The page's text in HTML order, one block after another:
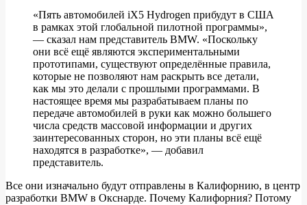
«Пять автомобилей iX5 Hydrogen прибудут в США
в рамках этой глобальной пилотной программы»,
— сказал нам представитель BMW. «Поскольку
они всё ещё являются экспериментальными
прототипами, существуют определённые правила,
которые не позволяют нам раскрыть все детали,
как мы это делали с прошлыми программами. В
настоящее время мы разрабатываем планы по
передаче автомобилей в руки как можно большего
числа средств массовой информации и других
заинтересованных сторон, но эти планы всё ещё
находятся в разработке», — добавил
представитель.
Все они изначально будут отправлены в Калифорнию, в центр
разработки BMW в Окснарде. Почему Калифорния? Потому